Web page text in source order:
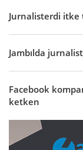
Jurnalisterdi itke
Jambılda
Facebook
ketken